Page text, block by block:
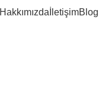
Hakkımızda İletişimBlog